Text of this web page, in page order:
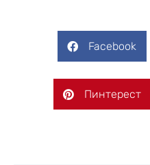
Facebook
Пинтерест